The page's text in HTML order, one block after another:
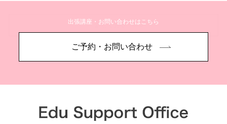
詳しく見る
出張講座・お問い合わせはこちら
ご予約・お問い合わせ